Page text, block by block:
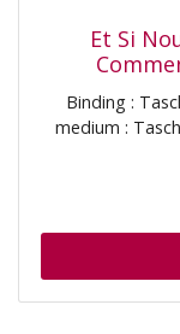
Et Si
Binding :
medium :